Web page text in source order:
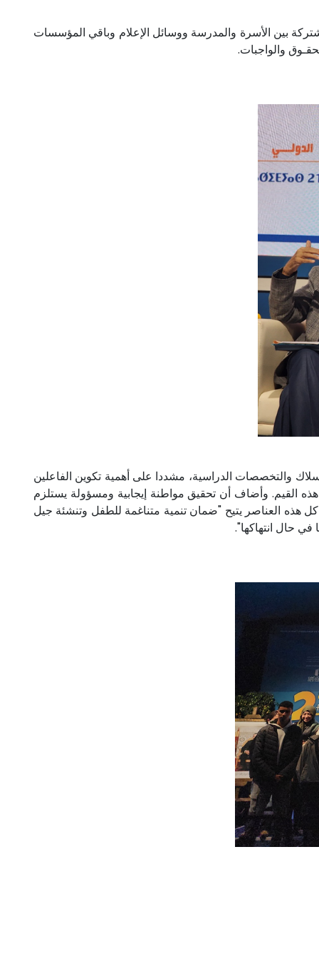
بين الأسرة والمدرسة ووسائل الإعلام وباقي المؤسسات
والواجبات.
والتخصصات الدراسية، مشددا على أهمية تكوين الفاعلين
القيم. وأضاف أن تحقيق مواطنة إيجابية ومسؤولة يستلزم
هذه العناصر يتيح "ضمان تنمية متناغمة للطفل وتنشئة جيل
حال انتهاكها".